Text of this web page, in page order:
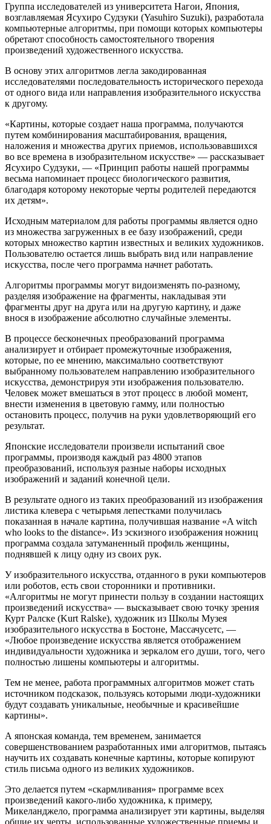
Группа исследователей из университета Нагои, Япония,
возглавляемая Ясухиро Судзуки (Yasuhiro Suzuki), разработала
компьютерные алгоритмы, при помощи которых компьютеры
обретают способность самостоятельного творения
произведений художественного искусства.
В основу этих алгоритмов легла закодированная
исследователями последовательность исторического перехода
от одного вида или направления изобразительного искусства
к другому.
«Картины, которые создает наша программа, получаются
путем комбинирования масштабирования, вращения,
наложения и множества других приемов, использовавшихся
во все времена в изобразительном искусстве» — рассказывает
Ясухиро Судзуки, — «Принцип работы нашей программы
весьма напоминает процесс биологического развития,
благодаря которому некоторые черты родителей передаются
их детям».
Исходным материалом для работы программы является одно
из множества загруженных в ее базу изображений, среди
которых множество картин известных и великих художников.
Пользователю остается лишь выбрать вид или направление
искусства, после чего программа начнет работать.
Алгоритмы программы могут видоизменять по-разному,
разделяя изображение на фрагменты, накладывая эти
фрагменты друг на друга или на другую картину, и даже
внося в изображение абсолютно случайные элементы.
В процессе бесконечных преобразований программа
анализирует и отбирает промежуточные изображения,
которые, по ее мнению, максимально соответствуют
выбранному пользователем направлению изобразительного
искусства, демонстрируя эти изображения пользователю.
Человек может вмешаться в этот процесс в любой момент,
внести изменения в цветовую гамму, или полностью
остановить процесс, получив на руки удовлетворяющий его
результат.
Японские исследователи произвели испытаний свое
программы, производя каждый раз 4800 этапов
преобразований, используя разные наборы исходных
изображений и заданий конечной цели.
В результате одного из таких преобразований из изображения
листика клевера с четырьмя лепестками получилась
показанная в начале картина, получившая название «A witch
who looks to the distance». Из эскизного изображения ножниц
программа создала затуманенный профиль женщины,
поднявшей к лицу одну из своих рук.
У изобразительного искусства, отданного в руки компьютеров
или роботов, есть свои сторонники и противники.
«Алгоритмы не могут принести пользу в создании настоящих
произведений искусства» — высказывает свою точку зрения
Курт Ралске (Kurt Ralske), художник из Школы Музея
изобразительного искусства в Бостоне, Массачусетс, —
«Любое произведение искусства является отображением
индивидуальности художника и зеркалом его души, того, чего
полностью лишены компьютеры и алгоритмы.
Тем не менее, работа программных алгоритмов может стать
источником подсказок, пользуясь которыми люди-художники
будут создавать уникальные, необычные и красивейшие
картины».
А японская команда, тем временем, занимается
совершенствованием разработанных ими алгоритмов, пытаясь
научить их создавать конечные картины, которые копируют
стиль письма одного из великих художников.
Это делается путем «скармливания» программе всех
произведений какого-либо художника, к примеру,
Микеланджело, программа анализирует эти картины, выделяя
общие их черты, использованные художественные приемы и